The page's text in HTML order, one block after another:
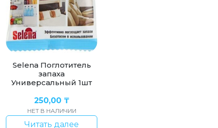
Selena Поглотитель
запаха
Универсальный 1шт
250,00 ₸
НЕТ В НАЛИЧИИ
Читать далее